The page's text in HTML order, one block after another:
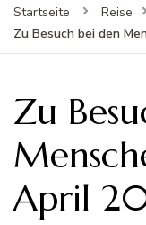
Startseite
Reise
Zu Besuch bei den
Zu
April